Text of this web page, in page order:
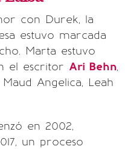
con Durek, la
estuvo marcada
Marta estuvo
el escritor Ari Behn,
Angelica, Leah
en 2002,
un proceso